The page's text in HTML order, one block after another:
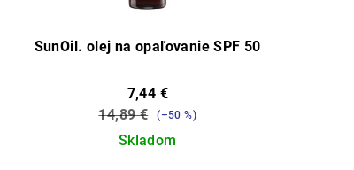
SunOil. olej na opaľovanie SPF 50
7,44 €
14,89 €
(–50 %)
Skladom